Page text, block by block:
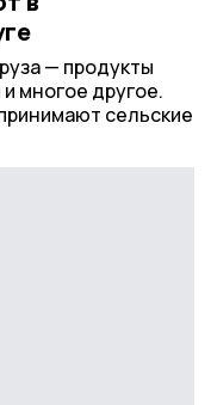
— продукты
многое другое.
сельские